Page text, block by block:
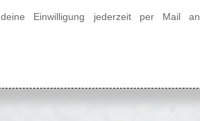
Einwilligung jederzeit per Mail an